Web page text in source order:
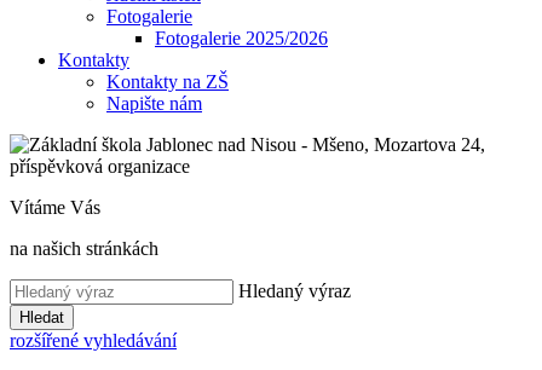
Fotogalerie
Fotogalerie 2025/2026
Kontakty
Kontakty na ZŠ
Napište nám
Vítáme Vás
na našich stránkách
Hledaný výraz
Hledat
rozšířené vyhledávání